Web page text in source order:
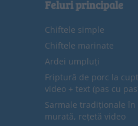
Feluri principale
Chiftele simple
Chiftele marinate
Ardei umpluți
Friptură de porc la
video + text (pas cu
Sarmale tradiționale în
murată, rețetă video